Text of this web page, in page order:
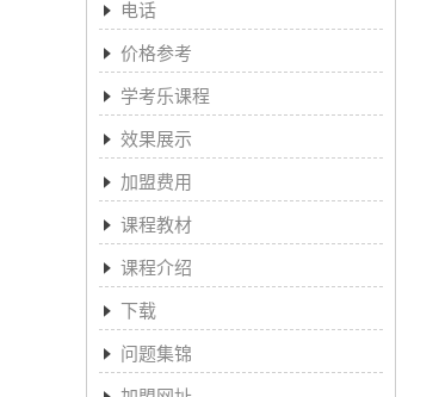
电话
价格参考
学考乐课程
效果展示
加盟费用
课程教材
课程介绍
下载
问题集锦